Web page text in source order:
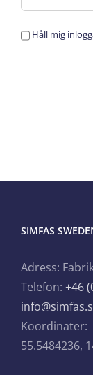
Håll mig
SIMFAS
Adress:
Telefon: +46
Koordinater:
55.5484236,